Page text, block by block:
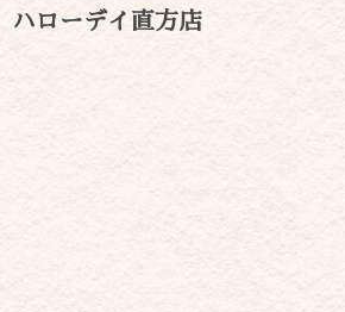
ハローデイ直方店